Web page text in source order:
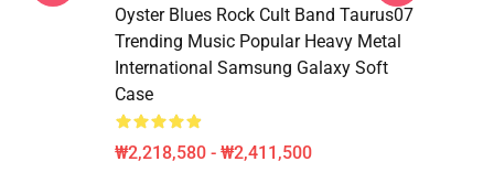
Oyster Blues Rock Cult Band Taurus07
Trending Music Popular Heavy Metal
International Samsung Galaxy Soft
Case
₩2,218,580 - ₩2,411,500